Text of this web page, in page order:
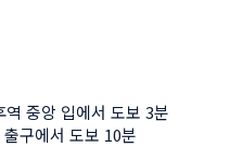
중앙 입에서 도보 3분
구에서 도보 10분